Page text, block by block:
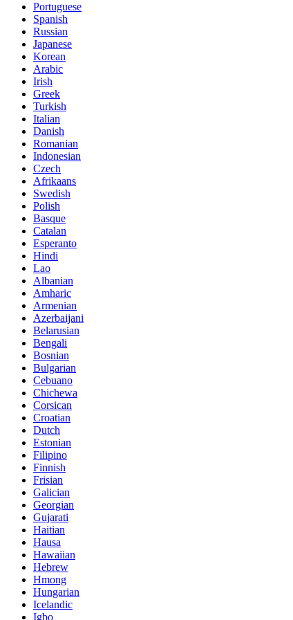
Portuguese
Spanish
Russian
Japanese
Korean
Arabic
Irish
Greek
Turkish
Italian
Danish
Romanian
Indonesian
Czech
Afrikaans
Swedish
Polish
Basque
Catalan
Esperanto
Hindi
Lao
Albanian
Amharic
Armenian
Azerbaijani
Belarusian
Bengali
Bosnian
Bulgarian
Cebuano
Chichewa
Corsican
Croatian
Dutch
Estonian
Filipino
Finnish
Frisian
Galician
Georgian
Gujarati
Haitian
Hausa
Hawaiian
Hebrew
Hmong
Hungarian
Icelandic
Igbo